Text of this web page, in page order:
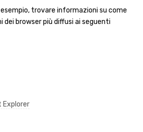
trovare informazioni su come
dei browser più diffusi ai seguenti